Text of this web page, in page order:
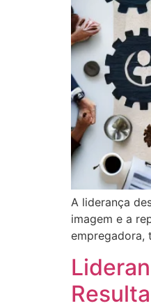
A liderança
imagem e a
empregadora,